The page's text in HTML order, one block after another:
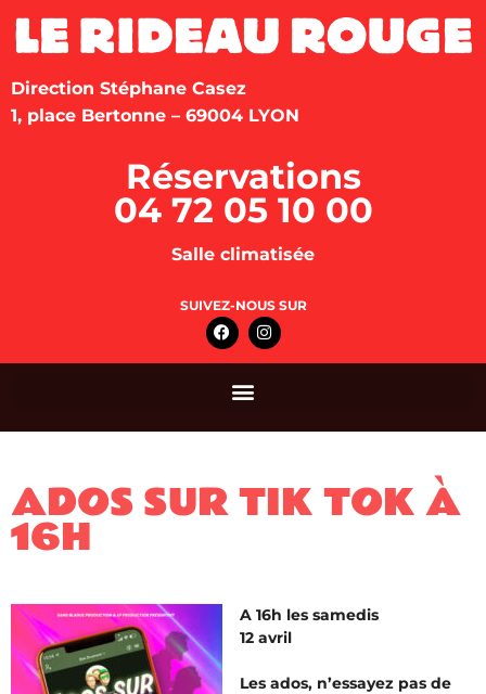
Direction Stéphane Casez
1, place Bertonne – 69004 LYON
Réservations
04 72 05 10 00
Salle climatisée
SUIVEZ-NOUS SUR
ADOS SUR TIK TOK À
16H
A 16h les samedis
12 avril
Les ados, n’essayez pas de